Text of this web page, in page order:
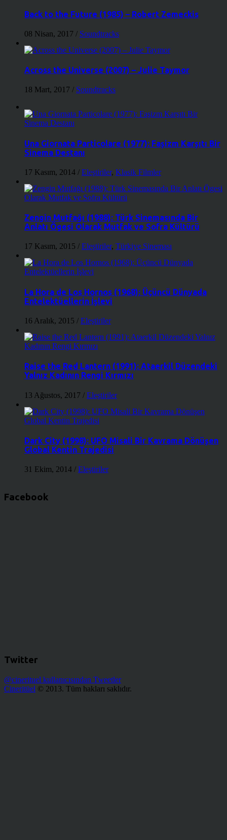
Back to the Future (1985) – Robert Zemeckis
08 Nisan, 2017 / Soundtracks
Across the Universe (2007) – Julie Taymor
18 Mart, 2017 / Soundtracks
Una Giornata Particolare (1977): Faşizm Karşıtı Bir
Sinema Destanı
17 Kasım, 2014 / Eleştiriler, Klasik Filmler
Zengin Mutfağı (1988): Türk Sinemasında Bir
Anlatı Ögesi Olarak Mutfak ve Sofra Kültürü
17 Kasım, 2015 / Eleştiriler, Türkiye Sineması
La Hora de Los Hornos (1968): Üçüncü Dünyada
Entelektüellerin İşlevi
16 Aralık, 2015 / Eleştiriler
Raise the Red Lantern (1991): Ataerkil Düzendeki
Yalnız Kadının Rengi Kırmızı
13 Ağustos, 2017 / Eleştiriler
Dark City (1998): UFO Misali Bir Kavrama Dönüşen
Global Kentin Trajedisi
31 Ekim, 2014 / Eleştiriler
Facebook
Twitter
@cinerituel kullanıcısından Tweetler
Cineritüel © 2013. Tüm hakları saklıdır.